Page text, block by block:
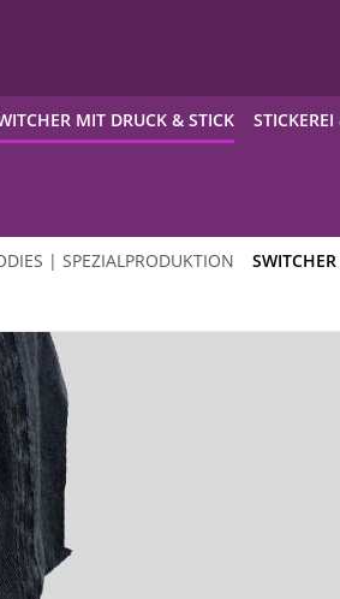
MIT DRUCK & STICK
| SPEZIALPRODUKTION